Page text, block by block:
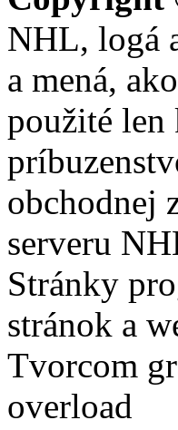
NHL, logá
a mená,
použité
obchodnej
serveru
Stránky
stránok a
Tvorcom
overload